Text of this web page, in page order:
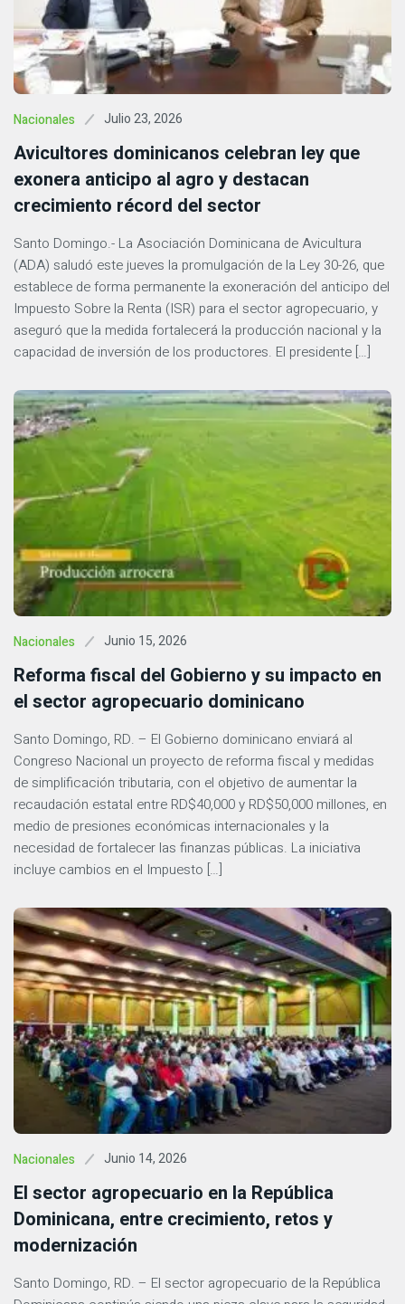
Nacionales Julio 23, 2026
Avicultores dominicanos celebran ley que
exonera anticipo al agro y destacan
crecimiento récord del sector
Santo Domingo.- La Asociación Dominicana de Avicultura
(ADA) saludó este jueves la promulgación de la Ley 30-26, que
establece de forma permanente la exoneración del anticipo del
Impuesto Sobre la Renta (ISR) para el sector agropecuario, y
aseguró que la medida fortalecerá la producción nacional y la
capacidad de inversión de los productores. El presidente […]
Nacionales Junio 15, 2026
Reforma fiscal del Gobierno y su impacto en
el sector agropecuario dominicano
Santo Domingo, RD. – El Gobierno dominicano enviará al
Congreso Nacional un proyecto de reforma fiscal y medidas
de simplificación tributaria, con el objetivo de aumentar la
recaudación estatal entre RD$40,000 y RD$50,000 millones, en
medio de presiones económicas internacionales y la
necesidad de fortalecer las finanzas públicas. La iniciativa
incluye cambios en el Impuesto […]
Nacionales Junio 14, 2026
El sector agropecuario en la República
Dominicana, entre crecimiento, retos y
modernización
Santo Domingo, RD. – El sector agropecuario de la República